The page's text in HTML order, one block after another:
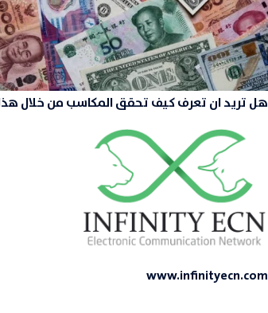
هل تريد ان تعرف كيف تحقق المكاسب من خلال
www.infinityecn.com